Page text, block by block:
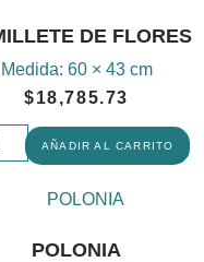
DE FLORES
Medida: 60 × 43 cm
$18,785.73
AÑADIR AL CARRITO
POLONIA